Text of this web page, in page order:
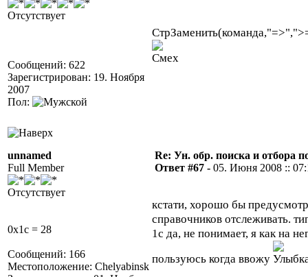
Отсутствует
Сообщений: 622
Зарегистрирован: 19. Ноября
2007
Пол:
unnamed
Full Member
Отсутствует
0x1c = 28
Сообщений: 166
Местоположение: Chelyabinsk
Re: Ун. обр. поиска и отбора
Ответ #67 - 05. Июня 2008 ::
кстати, хорошо бы
справочников отслеживать.
1с да, не понимает, я как на
пользуюсь когда ввожу